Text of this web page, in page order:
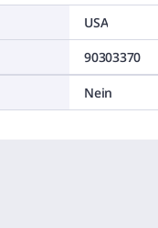
USA
90303370
Nein